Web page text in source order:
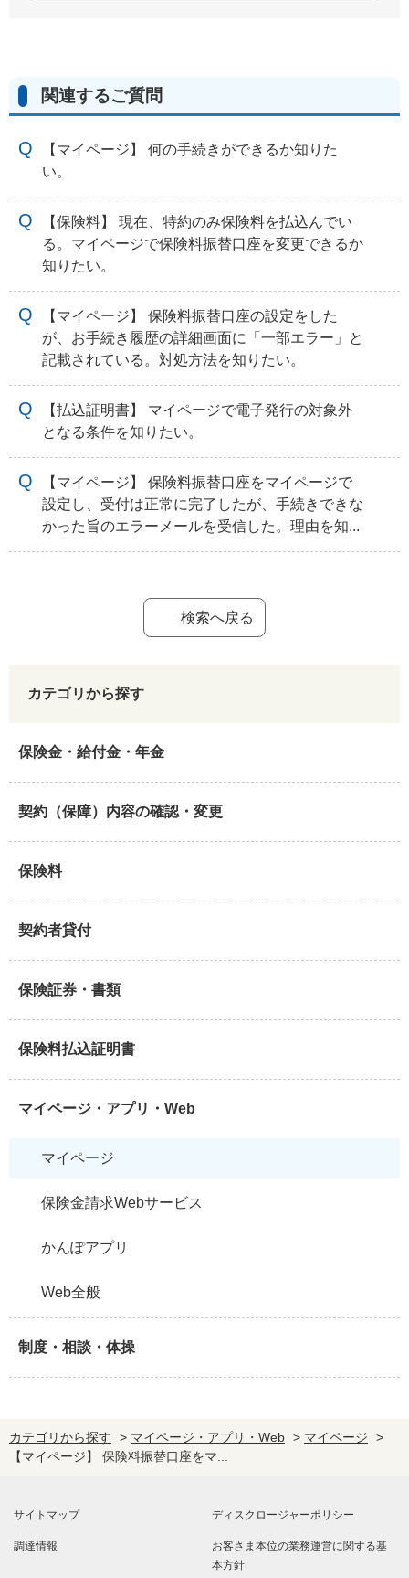
関連するご質問
【マイページ】 何の手続きができるか知りた
い。
【保険料】 現在、特約のみ保険料を払込んでい
る。マイページで保険料振替口座を変更できるか
知りたい。
【マイページ】 保険料振替口座の設定をした
が、お手続き履歴の詳細画面に「一部エラー」と
記載されている。対処方法を知りたい。
【払込証明書】 マイページで電子発行の対象外
となる条件を知りたい。
【マイページ】 保険料振替口座をマイページで
設定し、受付は正常に完了したが、手続きできな
かった旨のエラーメールを受信した。理由を知...
検索へ戻る
カテゴリから探す
保険金・給付金・年金
契約（保障）内容の確認・変更
保険料
契約者貸付
保険証券・書類
保険料払込証明書
マイページ・アプリ・Web
マイページ
保険金請求Webサービス
かんぽアプリ
Web全般
制度・相談・体操
カテゴリから探す > マイページ・アプリ・Web > マイページ
>
【マイページ】 保険料振替口座をマ...
サイトマップ ディスクロージャーポリシー
調達情報 お客さま本位の業務運営に関する基
本方針